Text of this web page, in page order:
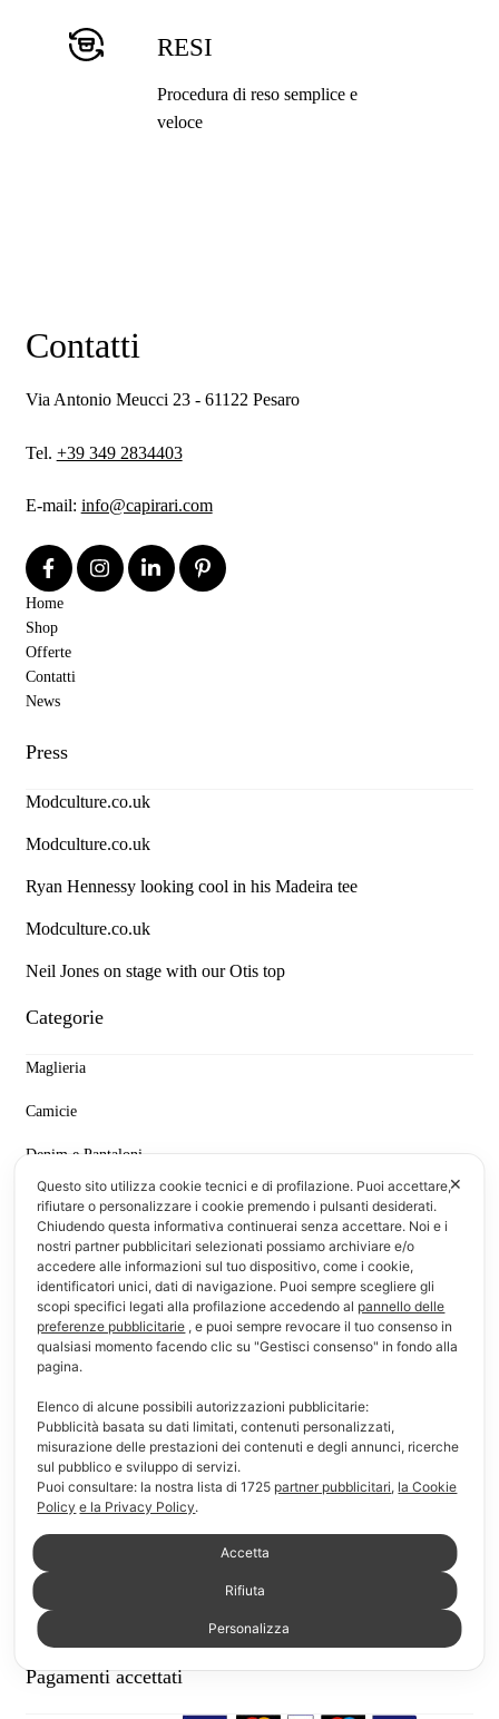
RESI
Procedura di reso semplice e
veloce
Contatti
Via Antonio Meucci 23 - 61122 Pesaro
Tel. +39 349 2834403
E-mail: info@capirari.com
Home
Shop
Offerte
Contatti
News
Press
Modculture.co.uk
Modculture.co.uk
Ryan Hennessy looking cool in his Madeira tee
Modculture.co.uk
Neil Jones on stage with our Otis top
Categorie
Maglieria
Camicie
Denim e Pantaloni
T-shirt & Polo
Informazioni
F.A.Q.
Modalità di pagamento
Chi siamo
Link Utili
Il mio account
Carrello
Lista dei desideri
Pagamenti accettati
✕
Questo sito utilizza cookie tecnici e di profilazione. Puoi accettare,
rifiutare o personalizzare i cookie premendo i pulsanti desiderati.
Chiudendo questa informativa continuerai senza accettare. Noi e i
nostri partner pubblicitari selezionati possiamo archiviare e/o
accedere alle informazioni sul tuo dispositivo, come i cookie,
identificatori unici, dati di navigazione. Puoi sempre scegliere gli
scopi specifici legati alla profilazione accedendo al pannello delle
preferenze pubblicitarie , e puoi sempre revocare il tuo consenso in
qualsiasi momento facendo clic su "Gestisci consenso" in fondo alla
pagina.
Elenco di alcune possibili autorizzazioni pubblicitarie:
Pubblicità basata su dati limitati, contenuti personalizzati,
misurazione delle prestazioni dei contenuti e degli annunci, ricerche
sul pubblico e sviluppo di servizi.
Puoi consultare: la nostra lista di1725 partner pubblicitari, la Cookie
Policy e la Privacy Policy.
Accetta
Rifiuta
Personalizza